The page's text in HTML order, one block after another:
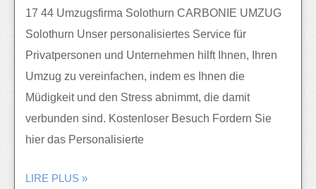
17 44 Umzugsfirma Solothurn CARBONIE UMZUG
Solothurn Unser personalisiertes Service für
Privatpersonen und Unternehmen hilft Ihnen, Ihren
Umzug zu vereinfachen, indem es Ihnen die
Müdigkeit und den Stress abnimmt, die damit
verbunden sind. Kostenloser Besuch Fordern Sie
hier das Personalisierte
LIRE PLUS »